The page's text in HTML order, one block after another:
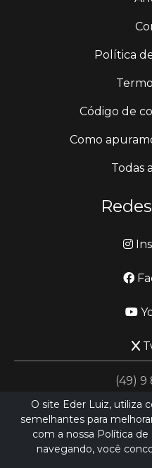
Política
Código de
Como
Todas
(49) 9
O site Eder Luiz, utiliza
semelhantes para
com a nossa Política
navegando, você